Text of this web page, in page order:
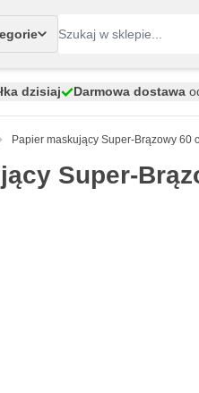
dzisiaj Darmowa dostawa
Papier maskujący Super-Brązowy 60
Super-